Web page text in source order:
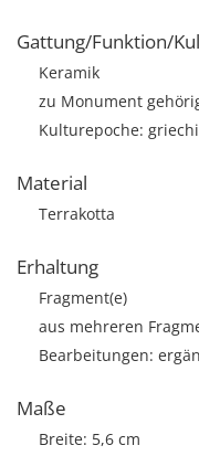
Gattung/Funktion/
Keramik
zu Monument
Kulturepoche:
Material
Terrakotta
Erhaltung
Fragment(e)
aus mehreren
Bearbeitungen:
Maße
Breite: 5,6 cm